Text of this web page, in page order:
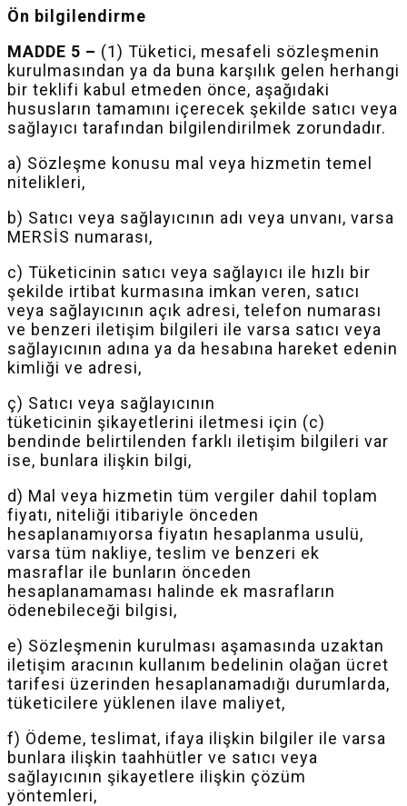
Ön bilgilendirme
MADDE 5 – (1) Tüketici, mesafeli sözleşmenin
kurulmasından ya da buna karşılık gelen herhangi
bir teklifi kabul etmeden önce, aşağıdaki
hususların tamamını içerecek şekilde satıcı veya
sağlayıcı tarafından bilgilendirilmek zorundadır.
a) Sözleşme konusu mal veya hizmetin temel
nitelikleri,
b) Satıcı veya sağlayıcının adı veya unvanı, varsa
MERSİS numarası,
c) Tüketicinin satıcı veya sağlayıcı ile hızlı bir
şekilde irtibat kurmasına imkan veren, satıcı
veya sağlayıcının açık adresi, telefon numarası
ve benzeri iletişim bilgileri ile varsa satıcı veya
sağlayıcının adına ya da hesabına hareket edenin
kimliği ve adresi,
ç) Satıcı veya sağlayıcının
tüketicinin şikayetlerini iletmesi için (c)
bendinde belirtilenden farklı iletişim bilgileri var
ise, bunlara ilişkin bilgi,
d) Mal veya hizmetin tüm vergiler dahil toplam
fiyatı, niteliği itibariyle önceden
hesaplanamıyorsa fiyatın hesaplanma usulü,
varsa tüm nakliye, teslim ve benzeri ek
masraflar ile bunların önceden
hesaplanamaması halinde ek masrafların
ödenebileceği bilgisi,
e) Sözleşmenin kurulması aşamasında uzaktan
iletişim aracının kullanım bedelinin olağan ücret
tarifesi üzerinden hesaplanamadığı durumlarda,
tüketicilere yüklenen ilave maliyet,
f) Ödeme, teslimat, ifaya ilişkin bilgiler ile varsa
bunlara ilişkin taahhütler ve satıcı veya
sağlayıcının şikayetlere ilişkin çözüm
yöntemleri,